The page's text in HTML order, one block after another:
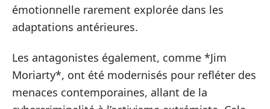
émotionnelle rarement explorée dans les
adaptations antérieures.
Les antagonistes également, comme *Jim
Moriarty*, ont été modernisés pour refléter des
menaces contemporaines, allant de la